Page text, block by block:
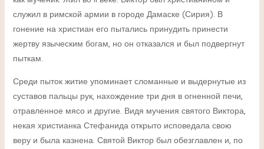
служил в римской армии в городе Дамаске (Сирия). В
гонение на христиан его пытались принудить принести
жертву языческим богам, но он отказался и был подвергнут
пыткам.
Среди пыток житие упоминает сломанные и выдернутые из
суставов пальцы рук, нахождение три дня в огненной печи,
отравленное мясо и другие. Видя мучения святого Виктора,
некая христианка Стефанида открыто исповедала свою
веру и была казнена. Святой Виктор был обезглавлен и, по